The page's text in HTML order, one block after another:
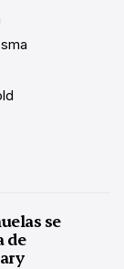
se
de